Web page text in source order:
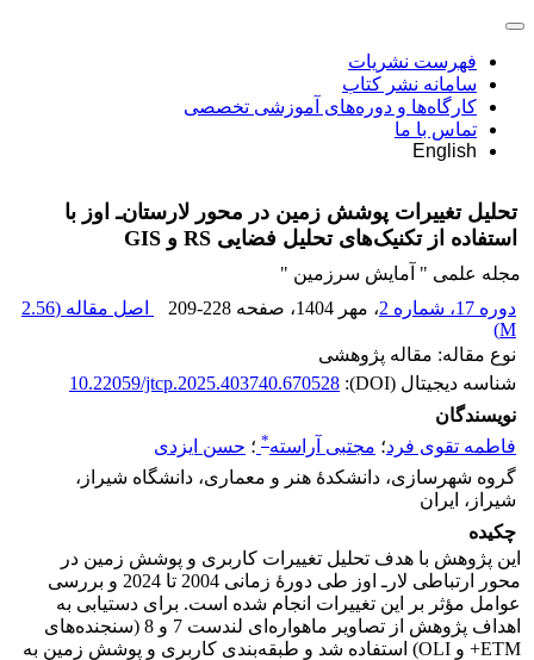
فهرست نشریات
سامانه نشر کتاب
کارگاه‌ها و دوره‌های آموزشی تخصصی
تماس با ما
English
تحلیل تغییرات پوشش زمین در محور لارستان‌ـ اوز با
استفاده از تکنیک‌های تحلیل فضایی RS و GIS
مجله علمی " آمایش سرزمین "
دوره 17، شماره 2
، مهر 1404 ، صفحه 209-228 اصل مقاله (2.56
M
)
نوع مقاله: مقاله پژوهشی
شناسه دیجیتال (DOI):
10.22059/jtcp.2025.403740.670528
نویسندگان
فاطمه تقوی فرد؛ مجتبی آراسته* ؛ حسن ایزدی
گروه شهرسازی، دانشکدۀ هنر و معماری، دانشگاه شیراز،
شیراز، ایران
چکیده
این پژوهش با هدف تحلیل تغییرات کاربری و پوشش زمین در
محور ارتباطی لارـ اوز طی دورۀ زمانی 2004 تا 2024 و بررسی
عوامل مؤثر بر این تغییرات انجام شده است. برای دستیابی به
اهداف پژوهش از تصاویر ماهواره‌ای لندست 7 و 8 (سنجنده‌های
ETM+ و OLI) استفاده شد و طبقه‌بندی کاربری و پوشش زمین به